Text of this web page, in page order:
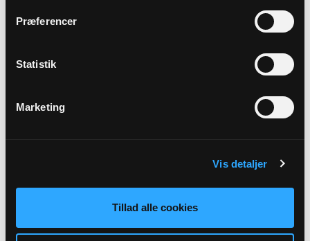
Præferencer
Statistik
Marketing
Vis detaljer
Tillad alle cookies
Hanne Lassen. Koret synger som udgangspunkt onsdage i
ulige uger kl. 13:00 - 14.30. I pausen drikker vi en kop kaffe.
som en del af aktiviteterne under Himmelev Sogns Sociale
Arbejde. Tilmelding og betaling for deltagelse skal ske via
Tilbage